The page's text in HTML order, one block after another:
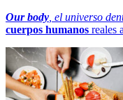
Our body , el universo
cuerpos humanos reales